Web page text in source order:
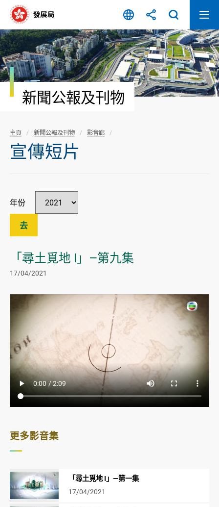
容
開
始
新聞公報及刊物
主頁 新聞公報及刊物 影音廊
宣傳短片
年份
去
「尋土覓地 I」—第九集
17/04/2021
更多影音集
「尋土覓地 I」—第一集
17/04/2021